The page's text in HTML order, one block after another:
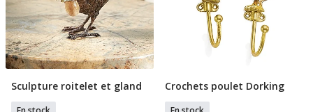
Ajouter Au Panier
Sculpture roitelet et gland Ajouter Au Panier
Crochets poulet Dorking